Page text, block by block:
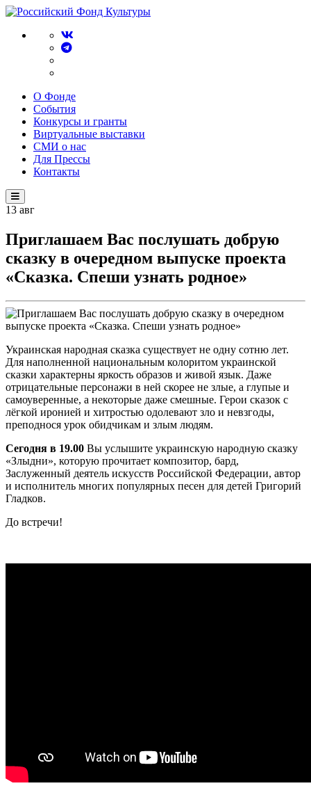
О Фонде
События
Конкурсы и гранты
Виртуальные выставки
СМИ о нас
Для Прессы
Контакты
13 авг
Приглашаем Вас послушать добрую
сказку в очередном выпуске проекта
«Сказка. Спеши узнать родное»
Украинская народная сказка существует не одну сотню лет.
Для наполненной национальным колоритом украинской
сказки характерны яркость образов и живой язык. Даже
отрицательные персонажи в ней скорее не злые, а глупые и
самоуверенные, а некоторые даже смешные. Герои сказок с
лёгкой иронией и хитростью одолевают зло и невзгоды,
преподнося урок обидчикам и злым людям.
Сегодня в 19.00 Вы услышите украинскую народную сказку
«Злыдни», которую прочитает композитор, бард,
Заслуженный деятель искусств Российской Федерации, автор
и исполнитель многих популярных песен для детей Григорий
Гладков.
До встречи!